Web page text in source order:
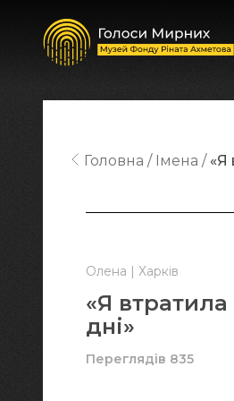
Олена | Харків
«Я
дні»
Переглядів 835
Головна Імена «Я